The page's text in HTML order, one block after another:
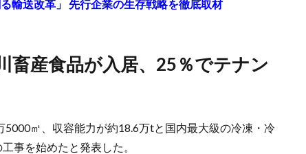
輸送改革」 先行企業の生存戦略を徹底取材
㎡、収容能力が約18.6万tと国内最大級の冷凍・冷
事を始めたと発表した。